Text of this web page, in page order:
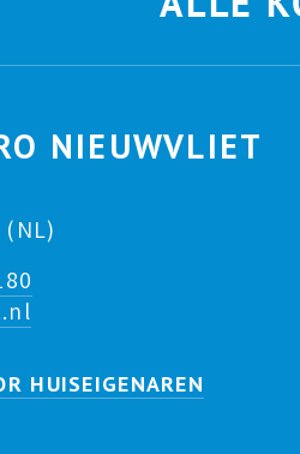
NIEUWVLIET
HUISEIGENAREN